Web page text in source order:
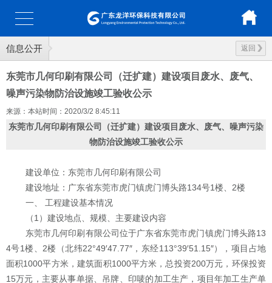
信息公开 返回
东莞市几何印刷有限公司（迁扩建）建设项目废水、废气、
噪声污染物防治设施竣工验收公示
来源：本站时间：2020/3/2 8:45:11
东莞市几何印刷有限公司（迁扩建） 建设项目废水、废气、噪声污染
物防治设施竣工验收公示
建设单位： 东莞市几何印刷有限公司
建设地址： 广东省东莞市虎门镇虎门博头路134号1楼、 2楼
一、
工程建设基本情况
（1 ）建设地点、规模、主要建设内容
东莞市几何印刷有限公司位于广东省东莞市虎门镇虎门博头路13
4号1楼、 2楼（北纬22°49′47.77″，东经113°39′51.15″），项目占地
面积1000平方米，建筑面积1000平方米，总投资200万元，环保投资
15万元，主要从事单据、吊牌、印唛的加工生产，项目年加工生产单